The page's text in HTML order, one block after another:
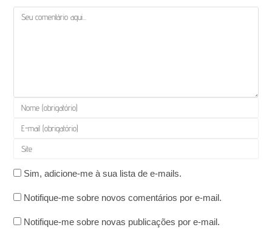
Comentário
Digite
nome
ou
de
usuário
comentar
Digite
endereço
de
mail
para
Digite
URL
site
Sim, adicione-me à sua lista de e-mails.
Notifique-me sobre novos comentários por e-mail.
Notifique-me sobre novas publicações por e-mail.